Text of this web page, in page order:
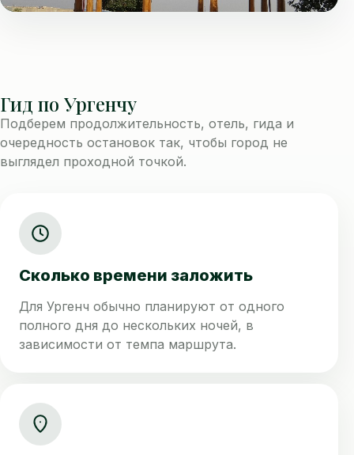
Гид по Ургенчу
Подберем продолжительность, отель, гида и
очередность остановок так, чтобы город не
выглядел проходной точкой.
Сколько времени заложить
Для Ургенч обычно планируют от одного
полного дня до нескольких ночей, в
зависимости от темпа маршрута.